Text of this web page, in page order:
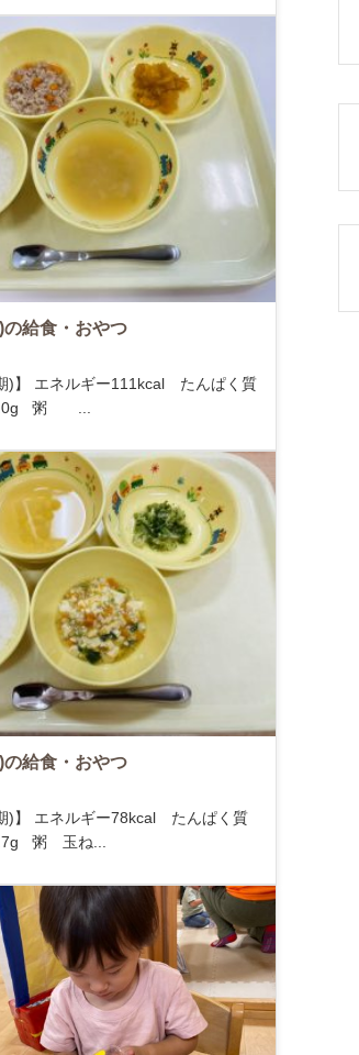
給食・おやつ
)】 エネルギー111kcal たんぱく質
粥 ...
給食・おやつ
)】 エネルギー78kcal たんぱく質
粥 玉ね...